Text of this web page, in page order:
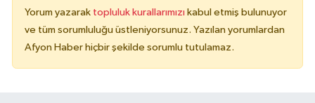
Yorum yazarak topluluk kurallarımızı kabul etmiş bulunuyor
ve tüm sorumluluğu üstleniyorsunuz. Yazılan yorumlardan
Afyon Haber hiçbir şekilde sorumlu tutulamaz.